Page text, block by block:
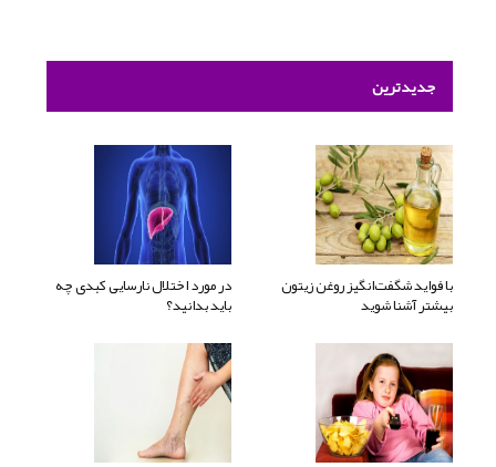
جدیدترین
با فواید شگفت‌انگیز روغن زیتون
بیشتر آشنا شوید
در مورد اختلال نارسایی کبدی چه
باید بدانید؟